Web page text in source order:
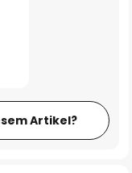
Artikel?